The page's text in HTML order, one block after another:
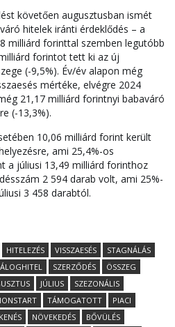
követően augusztusban ismét
hitelek iránti érdeklődés – a
milliárd forinttal szemben legutóbb
forintot tett ki az új
(-9,5%). Év/év alapon még
mértéke, elvégre 2024
21,17 milliárd forintnyi babaváró
(-13,3%).
10,06 milliárd forint került
ami 25,4%-os
a júliusi 13,49 milliárd forinthoz
2 594 darab volt, ami 25%-
3 458 darabtól.
HITELEZÉS VISSZAESÉS
STAGNÁLÁS
SZERZŐDÉS
ÖSSZEG
JÚLIUS
SZEZONÁLIS
TÁMOGATOTT
PIACI
NÖVEKEDÉS BŐVÜLÉS